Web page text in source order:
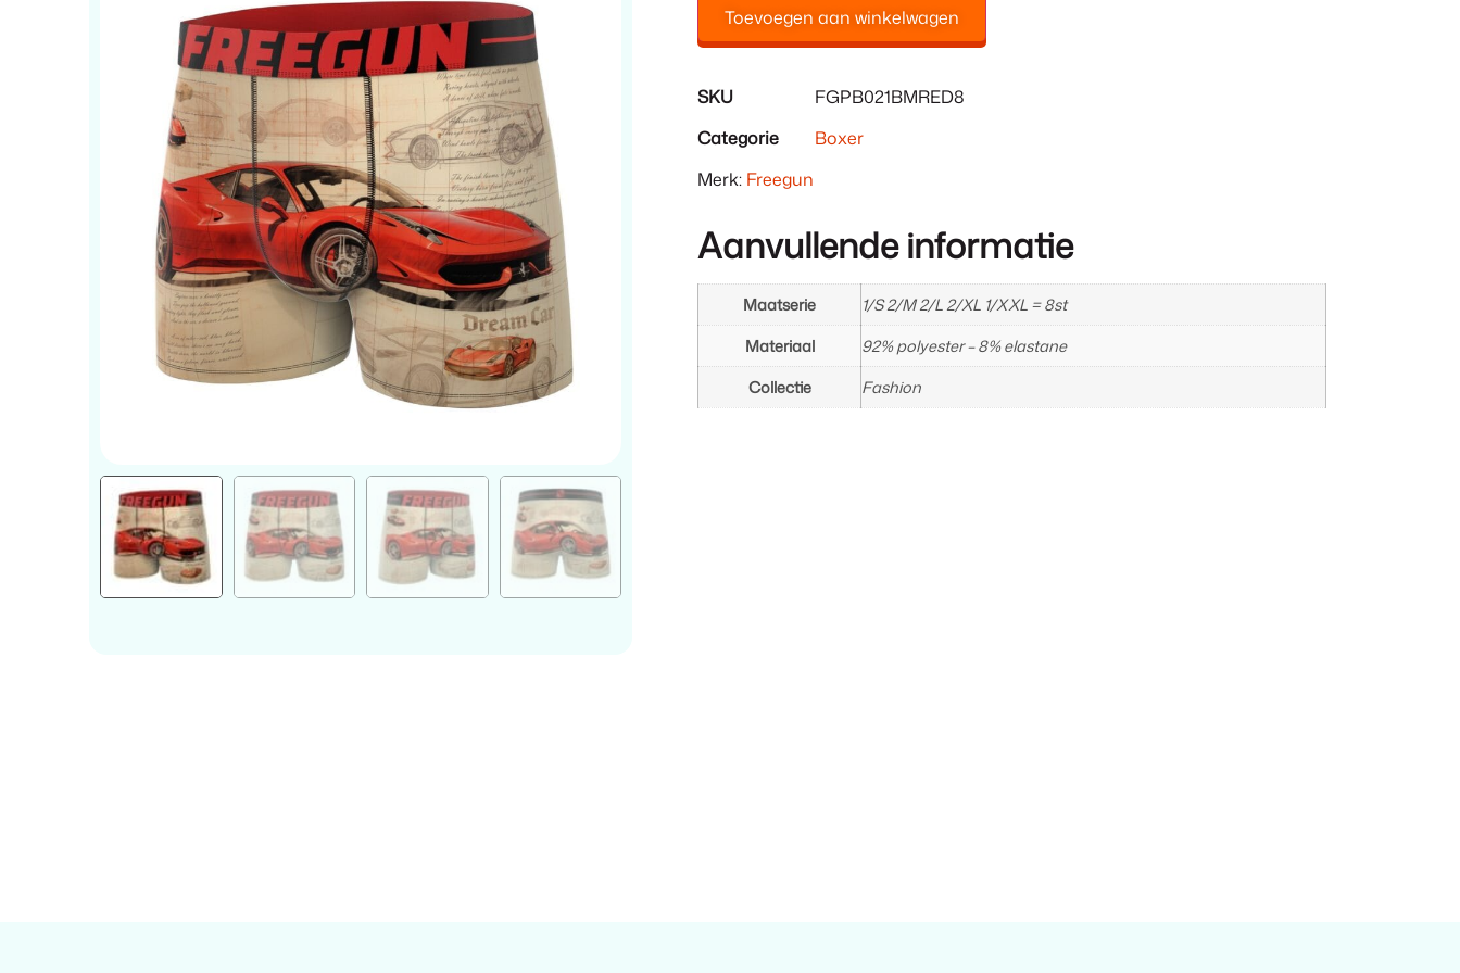
Toevoegen aan winkelwagen
SKU
FGPB021BMRED8
Categorie
Boxer
Merk: Freegun
Aanvullende informatie
Maatserie
1/S 2/M 2/L 2/XL 1/XXL = 8st
Materiaal
92% polyester – 8% elastane
Collectie
Fashion